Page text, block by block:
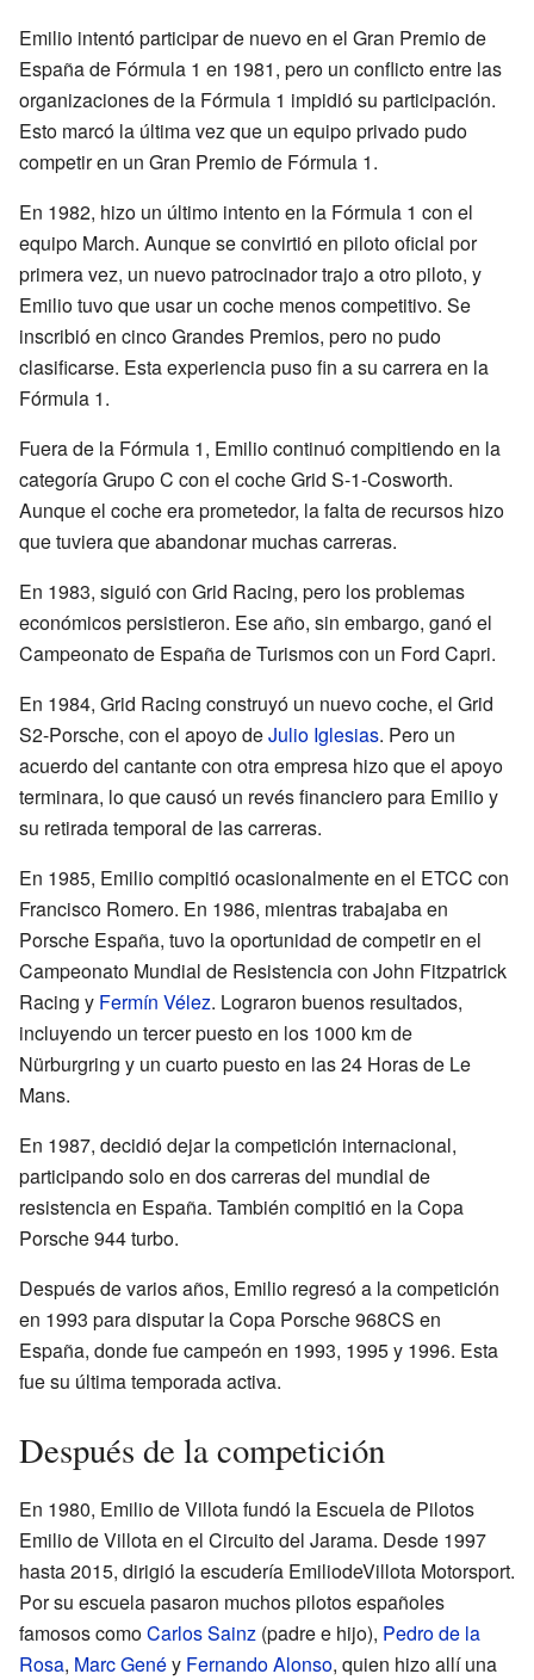
Emilio intentó participar de nuevo en el Gran Premio de
España de Fórmula 1 en 1981, pero un conflicto entre las
organizaciones de la Fórmula 1 impidió su participación.
Esto marcó la última vez que un equipo privado pudo
competir en un Gran Premio de Fórmula 1.
En 1982, hizo un último intento en la Fórmula 1 con el
equipo March. Aunque se convirtió en piloto oficial por
primera vez, un nuevo patrocinador trajo a otro piloto, y
Emilio tuvo que usar un coche menos competitivo. Se
inscribió en cinco Grandes Premios, pero no pudo
clasificarse. Esta experiencia puso fin a su carrera en la
Fórmula 1.
Fuera de la Fórmula 1, Emilio continuó compitiendo en la
categoría Grupo C con el coche Grid S-1-Cosworth.
Aunque el coche era prometedor, la falta de recursos hizo
que tuviera que abandonar muchas carreras.
En 1983, siguió con Grid Racing, pero los problemas
económicos persistieron. Ese año, sin embargo, ganó el
Campeonato de España de Turismos con un Ford Capri.
En 1984, Grid Racing construyó un nuevo coche, el Grid
S2-Porsche, con el apoyo deJulio Iglesias. Pero un
acuerdo del cantante con otra empresa hizo que el apoyo
terminara, lo que causó un revés financiero para Emilio y
su retirada temporal de las carreras.
En 1985, Emilio compitió ocasionalmente en el ETCC con
Francisco Romero. En 1986, mientras trabajaba en
Porsche España, tuvo la oportunidad de competir en el
Campeonato Mundial de Resistencia con John Fitzpatrick
Racing y Fermín Vélez. Lograron buenos resultados,
incluyendo un tercer puesto en los 1000 km de
Nürburgring y un cuarto puesto en las 24 Horas de Le
Mans.
En 1987, decidió dejar la competición internacional,
participando solo en dos carreras del mundial de
resistencia en España. También compitió en la Copa
Porsche 944 turbo.
Después de varios años, Emilio regresó a la competición
en 1993 para disputar la Copa Porsche 968CS en
España, donde fue campeón en 1993, 1995 y 1996. Esta
fue su última temporada activa.
Después de la competición
En 1980, Emilio de Villota fundó la Escuela de Pilotos
Emilio de Villota en el Circuito del Jarama. Desde 1997
hasta 2015, dirigió la escudería EmiliodeVillota Motorsport.
Por su escuela pasaron muchos pilotos españoles
famosos comoCarlos Sainz (padre e hijo), Pedro de la
Rosa, Marc Genéy Fernando Alonso, quien hizo allí una